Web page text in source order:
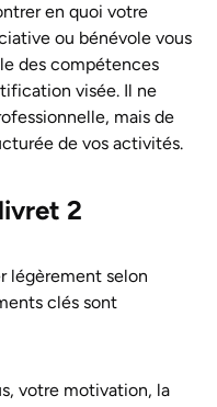
en quoi votre
ou bénévole vous
des compétences
visée. Il ne
mais de
de vos activités.
2
légèrement selon
clés sont
votre motivation, la